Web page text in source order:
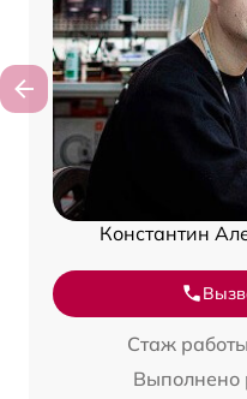
Константин
Стаж
Выполнено